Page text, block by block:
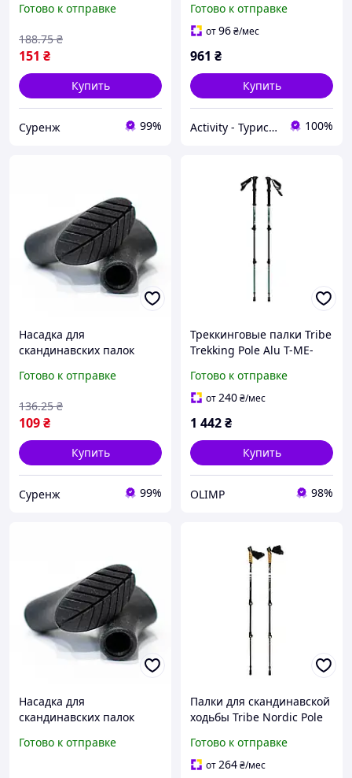
отдыха черный
Готово к отправке
151 ₴
188.75 ₴
Купить
Суренж 99%
Готово к отправке
от96₴/мес
961 ₴
Купить
Activity - Туристичне та гірськолижне спорядження, спортивний одяг, взуття, аксесуари 100%
Насадка для
скандинавских палок
0006-black черная легкая
Готово к отправке
109₴
136.25 ₴
Купить
Суренж 99%
Треккинговые палки Tribe
Trekking Pole Alu T-ME-
Готово к отправке
от240₴/мес
1 442₴
Купить
OLIMP 98%
Насадка для
скандинавских палок
0006-black, черная,
Готово к отправке
Палки для скандинавской
ходьбы Tribe Nordic Pole
телескопические 68-135
см, Fast Lock, 2 шт (T-ME-
Готово к отправке
от264₴/мес